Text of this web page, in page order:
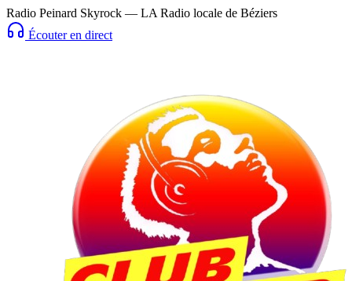
Radio Peinard Skyrock — LA Radio locale de Béziers
Écouter en direct